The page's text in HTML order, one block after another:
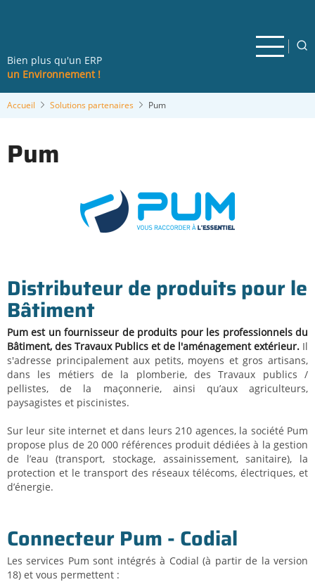
Bien plus qu'un ERP
un Environnement !
Accueil Solutions partenaires Pum
Pum
Distributeur de produits pour le
Bâtiment
Pum est un fournisseur de produits pour les professionnels du
Bâtiment, des Travaux Publics et de l'aménagement extérieur. Il
s'adresse principalement aux petits, moyens et gros artisans,
dans les métiers de la plomberie, des Travaux publics /
pellistes, de la maçonnerie, ainsi qu’aux agriculteurs,
paysagistes et piscinistes.
Sur leur site internet et dans leurs 210 agences, la société Pum
propose plus de 20 000 références produit dédiées à la gestion
de l’eau (transport, stockage, assainissement, sanitaire), la
protection et le transport des réseaux télécoms, électriques, et
d’énergie.
Connecteur Pum - Codial
Les services Pum sont intégrés à Codial (à partir de la version
18) et vous permettent :